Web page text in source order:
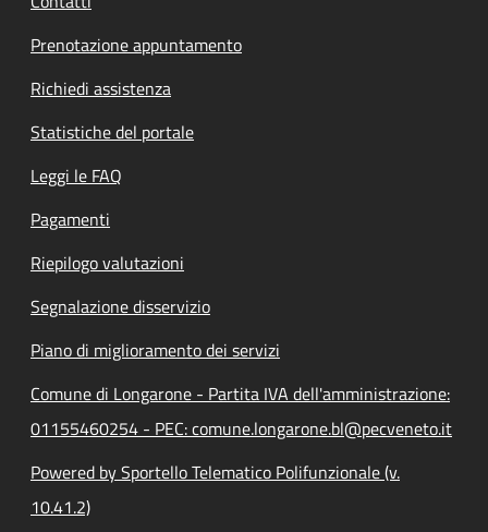
Prenotazione appuntamento
Richiedi assistenza
Statistiche del portale
Leggi le FAQ
Pagamenti
Riepilogo valutazioni
Segnalazione disservizio
Piano di miglioramento dei servizi
Comune di Longarone - Partita IVA dell'amministrazione:
01155460254 - PEC: comune.longarone.bl@pecveneto.it
Powered by Sportello Telematico Polifunzionale (v.
10.41.2)